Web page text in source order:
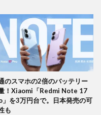
のスマホの2倍のバッテリー
！Xiaomi「Redmi Note 17
」を3万円台で。日本発売の可
も